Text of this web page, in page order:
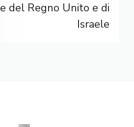
del Regno Unito e di
Israele